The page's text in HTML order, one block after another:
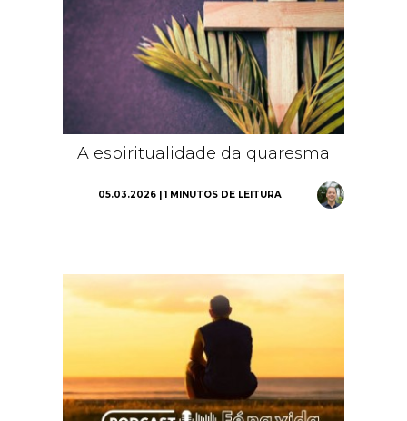
A espiritualidade da quaresma
05.03.2026 | 1 MINUTOS DE LEITURA